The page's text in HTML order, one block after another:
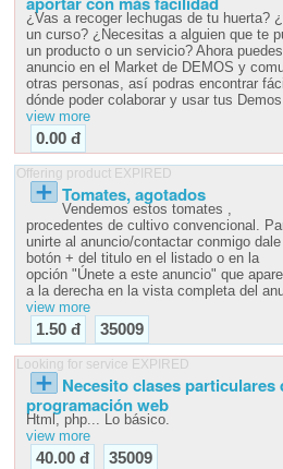
¿Vas a recoger lechugas de tu huerta?
un curso? ¿Necesitas a alguien que te
un producto o un servicio? Ahora
anuncio en el Market de DEMOS y
otras personas, así podras encontrar
dónde poder colaborar y usar tus
view more
0.00 đ
Offering product EXPIRED
Tomates, agotados
Vendemos estos tomates ,
procedentes de cultivo convencional.
unirte al anuncio/contactar conmigo dale
botón + del titulo en el listado o en la
opción "Únete a este anuncio" que
a la derecha en la vista completa del
view more
1.50 đ 35009
Looking for service EXPIRED
Necesito clases particulares
programación web
Html, php... Lo básico.
view more
40.00 đ 35009